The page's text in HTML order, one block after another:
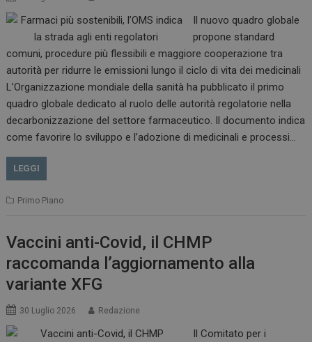
Il nuovo quadro globale
propone standard
comuni, procedure più flessibili e maggiore cooperazione tra
autorità per ridurre le emissioni lungo il ciclo di vita dei medicinali
L’Organizzazione mondiale della sanità ha pubblicato il primo
quadro globale dedicato al ruolo delle autorità regolatorie nella
decarbonizzazione del settore farmaceutico. Il documento indica
come favorire lo sviluppo e l’adozione di medicinali e processi…
LEGGI
Primo Piano
Vaccini anti-Covid, il CHMP
raccomanda l’aggiornamento alla
variante XFG
30 Luglio 2026 Redazione
Il Comitato per i
www.dailyhealthindustry.it